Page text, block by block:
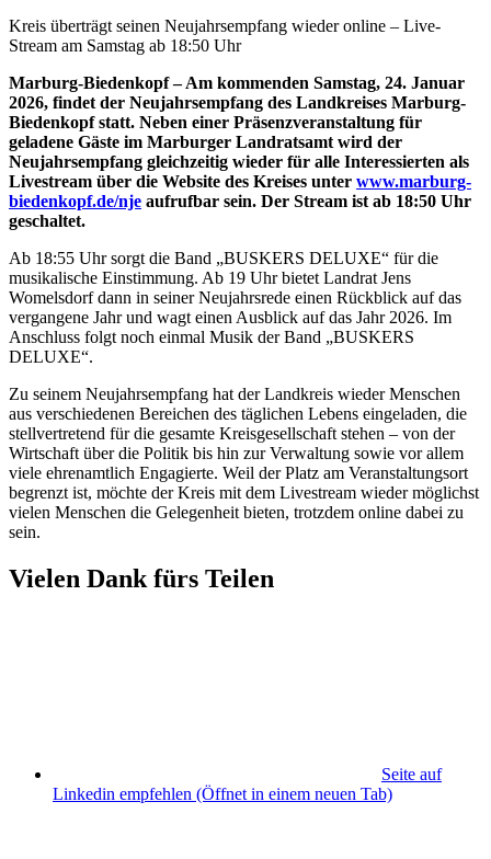
Kreis überträgt seinen Neujahrsempfang wieder online – Live-
Stream am Samstag ab 18:50 Uhr
Marburg-Biedenkopf – Am kommenden Samstag, 24. Januar
2026, findet der Neujahrsempfang des Landkreises Marburg-
Biedenkopf statt. Neben einer Präsenzveranstaltung für
geladene Gäste im Marburger Landratsamt wird der
Neujahrsempfang gleichzeitig wieder für alle Interessierten als
Livestream über die Website des Kreises unter www.marburg-
biedenkopf.de/nje aufrufbar sein. Der Stream ist ab 18:50 Uhr
geschaltet.
Ab 18:55 Uhr sorgt die Band „BUSKERS DELUXE“ für die
musikalische Einstimmung. Ab 19 Uhr bietet Landrat Jens
Womelsdorf dann in seiner Neujahrsrede einen Rückblick auf das
vergangene Jahr und wagt einen Ausblick auf das Jahr 2026. Im
Anschluss folgt noch einmal Musik der Band „BUSKERS
DELUXE“.
Zu seinem Neujahrsempfang hat der Landkreis wieder Menschen
aus verschiedenen Bereichen des täglichen Lebens eingeladen, die
stellvertretend für die gesamte Kreisgesellschaft stehen – von der
Wirtschaft über die Politik bis hin zur Verwaltung sowie vor allem
viele ehrenamtlich Engagierte. Weil der Platz am Veranstaltungsort
begrenzt ist, möchte der Kreis mit dem Livestream wieder möglichst
vielen Menschen die Gelegenheit bieten, trotzdem online dabei zu
sein.
Vielen Dank fürs Teilen
Seite auf
Linkedin empfehlen (Öffnet in einem neuen Tab)